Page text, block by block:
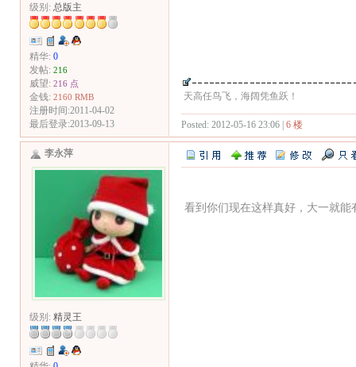
级别: 总版主
精华: 0
发帖: 216
威望: 216 点
金钱: 2160 RMB
注册时间:2011-04-02
最后登录:2013-09-13
天高任鸟飞，海阔凭鱼跃！
Posted: 2012-05-16 23:06 | 6 楼
李永萍
级别: 精灵王
看到你们现在这样真好，大一就